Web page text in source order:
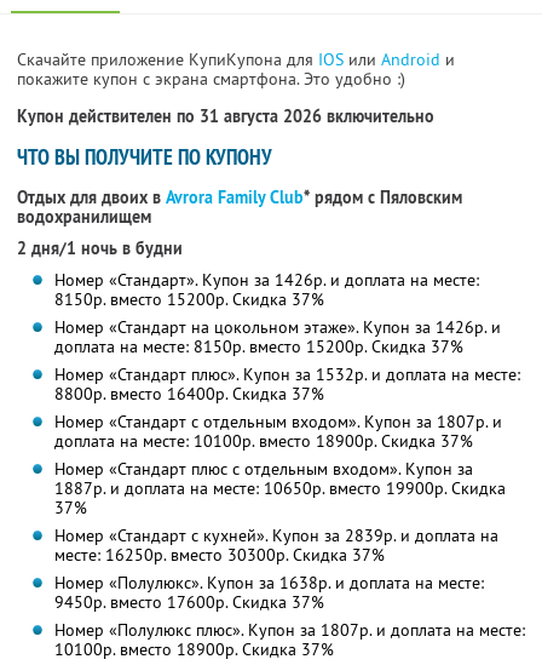
Скачайте приложение КупиКупона для IOS или Android и
покажите купон с экрана смартфона. Это удобно :)
Купон действителен по 31 августа 2026 включительно
ЧТО ВЫ ПОЛУЧИТЕ ПО КУПОНУ
Отдых для двоих в Avrora Family Club* рядом с Пяловским
водохранилищем
2 дня/1 ночь в будни
Номер «Стандарт». Купон за 1426р. и доплата на месте:
8150р. вместо 15200р. Скидка 37%
Номер «Стандарт на цокольном этаже». Купон за 1426р. и
доплата на месте: 8150р. вместо 15200р. Скидка 37%
Номер «Стандарт плюс». Купон за 1532р. и доплата на месте:
8800р. вместо 16400р. Скидка 37%
Номер «Стандарт с отдельным входом». Купон за 1807р. и
доплата на месте: 10100р. вместо 18900р. Скидка 37%
Номер «Стандарт плюс с отдельным входом». Купон за
1887р. и доплата на месте: 10650р. вместо 19900р. Скидка
37%
Номер «Стандарт с кухней». Купон за 2839р. и доплата на
месте: 16250р. вместо 30300р. Скидка 37%
Номер «Полулюкс». Купон за 1638р. и доплата на месте:
9450р. вместо 17600р. Скидка 37%
Номер «Полулюкс плюс». Купон за 1807р. и доплата на месте:
10100р. вместо 18900р. Скидка 37%